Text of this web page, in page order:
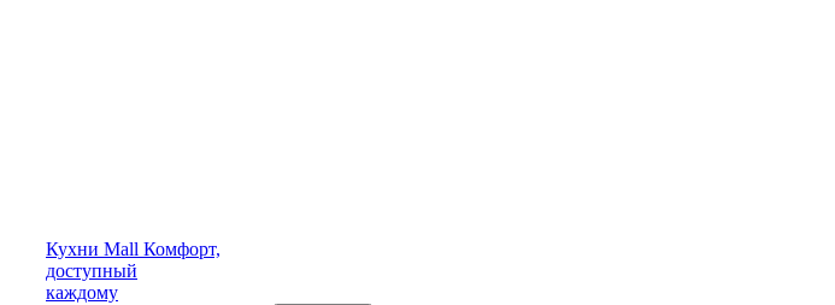
Кухни Mall Комфорт,
доступный
каждому